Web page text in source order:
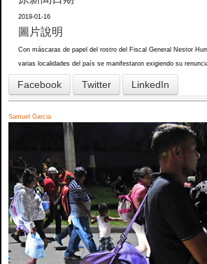
2019-01-16
圖片說明
Con máscaras de papel del rostro del Fiscal General Nestor
varias localidades del país se manifestaron exigiendo su
Facebook Twitter LinkedIn
Samuel Garcia